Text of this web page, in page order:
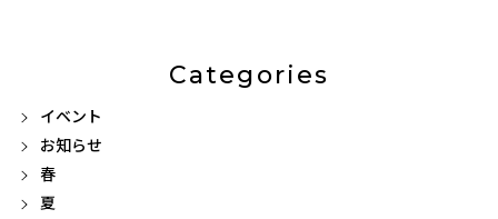
Categories
イベント
お知らせ
春
夏